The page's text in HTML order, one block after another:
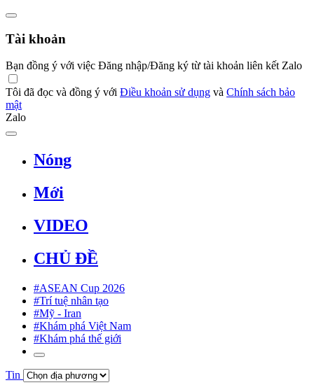
Tài khoản
Bạn đồng ý với việc Đăng nhập/Đăng ký từ tài khoản liên kết Zalo
Tôi đã đọc và đồng ý với Điều khoản sử dụng và Chính sách bảo
mật
Zalo
Nóng
Mới
VIDEO
CHỦ ĐỀ
#ASEAN Cup 2026
#Trí tuệ nhân tạo
#Mỹ - Iran
#Khám phá Việt Nam
#Khám phá thế giới
Tin